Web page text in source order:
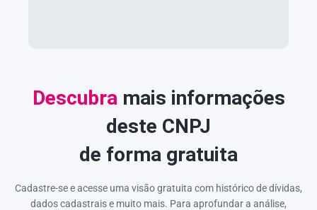
Descubra mais informações
deste CNPJ
de forma gratuita
Cadastre-se e acesse uma visão gratuita com histórico de dívidas,
dados cadastrais e muito mais. Para aprofundar a análise,